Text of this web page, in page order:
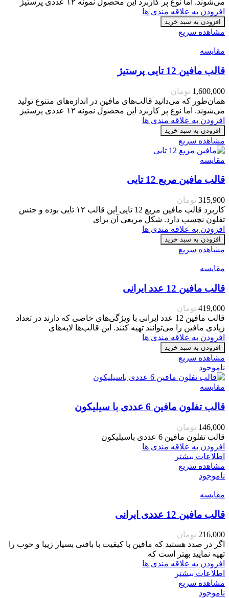
می‌شوند. اما نوع پر کاربرد این محصول نمونه ۱۲ عددی پرستیژ
افزودن به علاقه مندی ها
افزودن به سبد خرید
مشاهده سریع
مقایسه
قالب مافین 12 تایی پرستیژ
1,600,000 تومان
همان‌طور که می‌دانید قالب‌های مافین در اندازه‌های متنوع تولید
می‌شوند. اما نوع پر کاربرد این محصول نمونه ۱۲ عددی پرستیژ
افزودن به علاقه مندی ها
افزودن به سبد خرید
مشاهده سریع
مقایسه
قالب مافین مربع 12 تایی
315,900 تومان
کاربرد قالب مافین مربع 12 تایی این قالب ۱۲ تایی بوده و جنس
تفلون نچسب دارد. شکل مربعی آن برای
افزودن به علاقه مندی ها
افزودن به سبد خرید
مشاهده سریع
مقایسه
قالب مافین 12 عدد ایرانی
419,000 تومان
قالب مافین 12 عدد ایرانی با ویژگی‌های خاصی که دارند در تعداد
زیادی مافین را می‌توانند تهیه کنند. این قالب‌ها لایه‌های
افزودن به علاقه مندی ها
افزودن به سبد خرید
مشاهده سریع
ناموجود
مقایسه
قالب تفلون مافین 6 عددی با سیلیکون
146,000 تومان
قالب تفلون مافین 6 عددی باسیلیکون
افزودن به علاقه مندی ها
اطلاعات بیشتر
مشاهده سریع
ناموجود
مقایسه
قالب مافین 12 عددی ایرانی
216,000 تومان
اگر در صدد هستید که مافین با کیفیت با بافتی بسیار زیبا و خوب را
تهیه نمایید بهتر است که
افزودن به علاقه مندی ها
اطلاعات بیشتر
مشاهده سریع
ناموجود